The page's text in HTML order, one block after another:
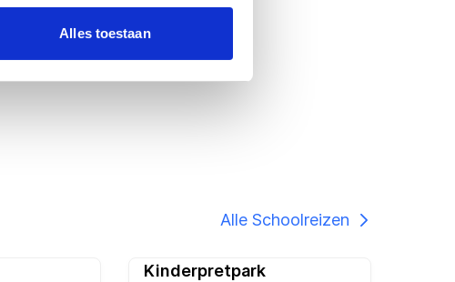
Alles toestaan
Alle Schoolreizen
Kinderpretpark